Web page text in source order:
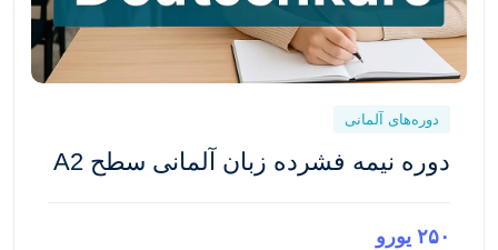
دوره‌های آلمانی
دوره نیمه فشرده زبان آلمانی سطح A2
۲۵۰ یورو